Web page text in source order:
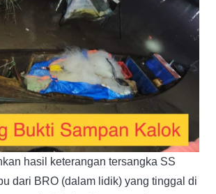
hasil keterangan tersangka SS
dari BRO (dalam lidik) yang tinggal di